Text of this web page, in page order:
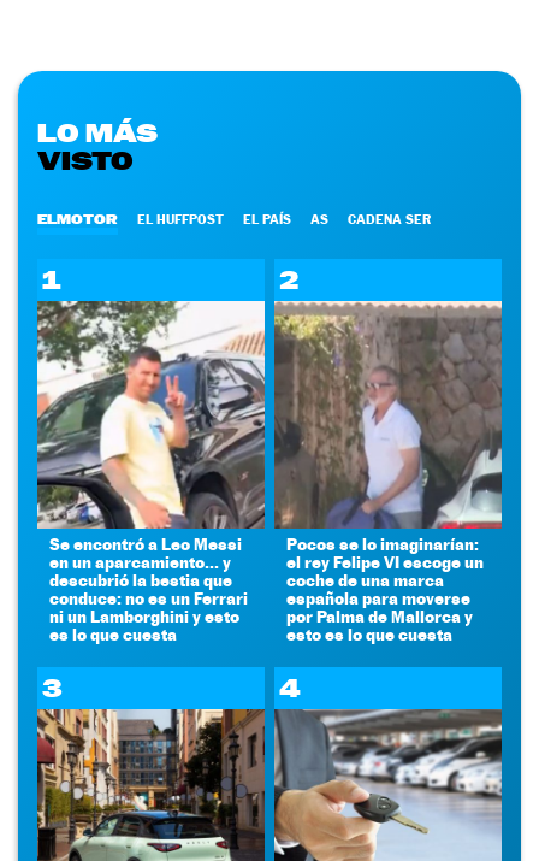
LO MÁS
VISTO
ELMOTOR EL HUFFPOST EL PAÍS AS CADENA SER
1
Se encontró a Leo Messi
en un aparcamiento... y
descubrió la bestia que
conduce: no es un Ferrari
ni un Lamborghini y esto
es lo que cuesta
2
Pocos se lo imaginarían:
el rey Felipe VI escoge un
coche de una marca
española para moverse
por Palma de Mallorca y
esto es lo que cuesta
3 4